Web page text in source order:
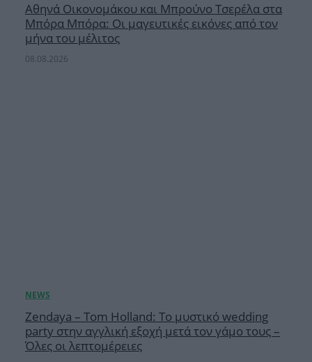
Αθηνά Οικονομάκου και Μπρούνο Τσερέλα στα
Μπόρα Μπόρα: Οι μαγευτικές εικόνες από τον
μήνα του μέλιτος
08.08.2026
Zendaya – Tom Holland: Το μυστικό wedding
party στην αγγλική εξοχή μετά τον γάμο τους –
Όλες οι λεπτομέρειες